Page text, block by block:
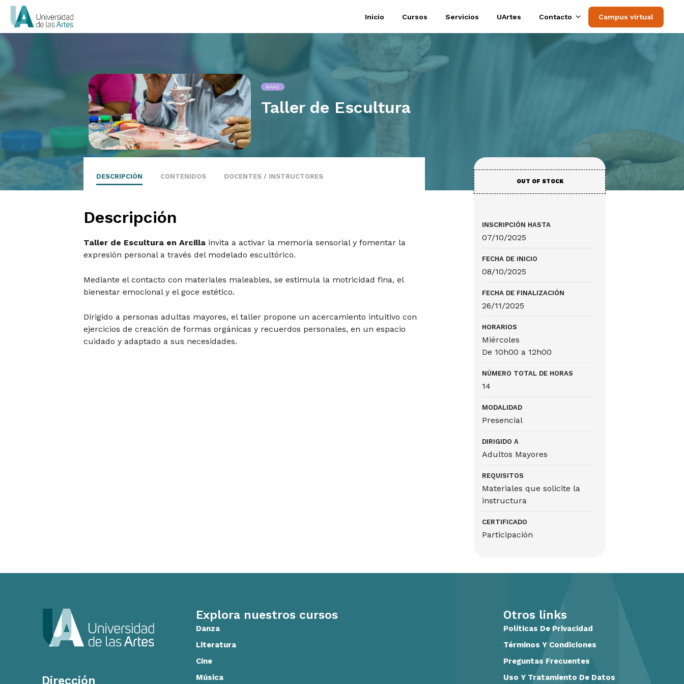
Inicio Cursos Servicios UArtes Contacto Campus virtual
MAAC
Taller de Escultura
DESCRIPCIÓN CONTENIDOS DOCENTES / INSTRUCTORES
Descripción
Taller de Escultura en Arcillainvita a activar la memoria sensorial y fomentar la
expresión personal a través del modelado escultórico.
Mediante el contacto con materiales maleables, se estimula la motricidad fina, el
bienestar emocional y el goce estético.
Dirigido a personas adultas mayores, el taller propone un acercamiento intuitivo con
ejercicios de creación de formas orgánicas y recuerdos personales, en un espacio
cuidado y adaptado a sus necesidades.
OUT OF STOCK
INSCRIPCIÓN HASTA
07/10/2025
FECHA DE INICIO
08/10/2025
FECHA DE FINALIZACIÓN
26/11/2025
HORARIOS
Miércoles
De 10h00 a 12h00
NÚMERO TOTAL DE HORAS
14
MODALIDAD
Presencial
DIRIGIDO A
Adultos Mayores
REQUISITOS
Materiales que solicite la
instructura
CERTIFICADO
Participación
Dirección
Explora nuestros cursos
Danza
Literatura
Cine
Música
Otros links
Políticas De Privacidad
Términos Y Condiciones
Preguntas Frecuentes
Uso Y Tratamiento De Datos